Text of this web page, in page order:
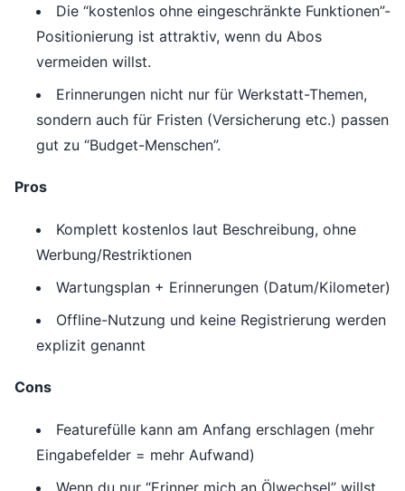
Die “kostenlos ohne eingeschränkte Funktionen”-
Positionierung ist attraktiv, wenn du Abos
vermeiden willst.
Erinnerungen nicht nur für Werkstatt-Themen,
sondern auch für Fristen (Versicherung etc.) passen
gut zu “Budget-Menschen”.
Pros
Komplett kostenlos laut Beschreibung, ohne
Werbung/Restriktionen
Wartungsplan + Erinnerungen (Datum/Kilometer)
Offline-Nutzung und keine Registrierung werden
explizit genannt
Cons
Featurefülle kann am Anfang erschlagen (mehr
Eingabefelder = mehr Aufwand)
Wenn du nur “Erinner mich an Ölwechsel” willst,